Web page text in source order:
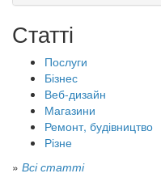
Статті
Послуги
Бізнес
Веб-дизайн
Магазини
Ремонт, будівництво
Різне
» Всі статті